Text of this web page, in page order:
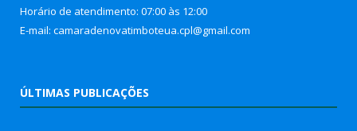
Horário de atendimento: 07:00 às 12:00
E-mail: camaradenovatimboteua.cpl@gmail.com
ÚLTIMAS PUBLICAÇÕES